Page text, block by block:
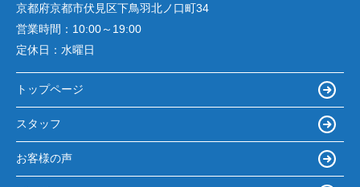
京都府京都市伏見区下鳥羽北ノ口町34
営業時間： 10:00～19:00
定休日： 水曜日
トップページ
スタッフ
お客様の声